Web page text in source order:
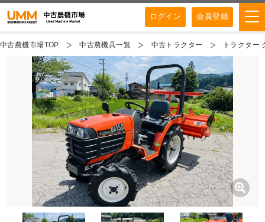
ログイン 会員登録
中古農機市場TOP 中古農機具一覧 中古トラクター トラクター